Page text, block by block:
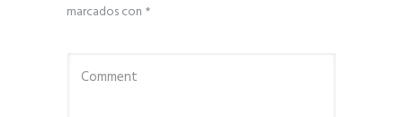
marcados con *